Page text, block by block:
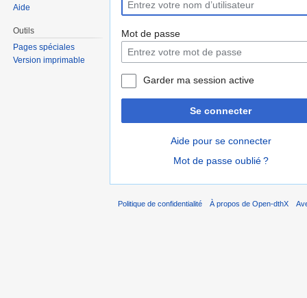
Mot de passe
Garder ma session active
Se connecter
Aide pour se connecter
Mot de passe oublié ?
Aide
Outils
Pages spéciales
Version imprimable
Politique de confidentialité À propos de Open-dthX